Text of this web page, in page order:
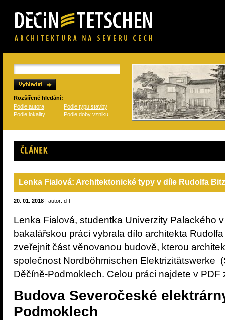
Rozšířené hledání:
Podle autora
Podle typu stavby
Podle lokality
Podle doby vzniku
Článek
Lenka Fialová: Architektonické typy v díle Rudolfa
20. 01. 2018 | autor: d-t
Lenka Fialová, studentka Univerzity Palackého
bakalářskou práci vybrala dílo architekta
zveřejnit část věnovanou budově, kterou
společnost Nordböhmischen Elektrizitätswerke
Děčíně-Podmoklech. Celou práci najdete v PDF
Budova Severočeské
Podmoklech